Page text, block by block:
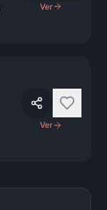
Ver
Ver